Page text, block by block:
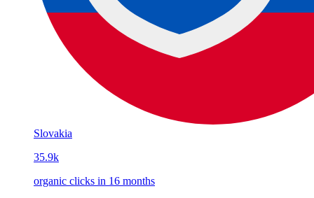
Slovakia
35.9k
organic clicks in 16 months